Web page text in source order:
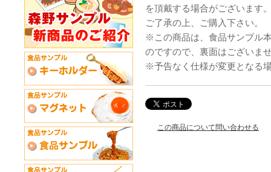
を頂戴する場合がございます
ご了承の上、ご購入下さい。
※この商品は、食品サンプル
のですので、裏面はございま
※予告なく仕様が変更となる
この商品について問い合わせる